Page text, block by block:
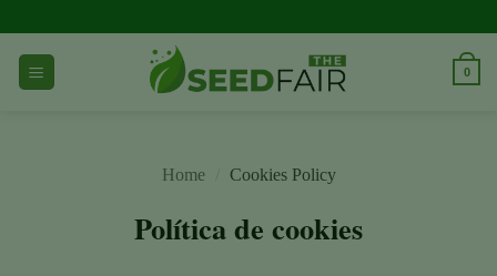
al
contenido
0
Home Cookies Policy
Política de cookies